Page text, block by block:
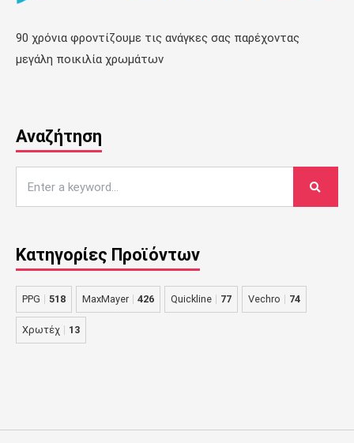
90 χρόνια φροντίζουμε τις ανάγκες σας παρέχοντας
μεγάλη ποικιλία χρωμάτων
Αναζήτηση
Κατηγορίες Προϊόντων
PPG 518 MaxMayer 426 Quickline 77 Vechro 74
Χρωτέχ 13